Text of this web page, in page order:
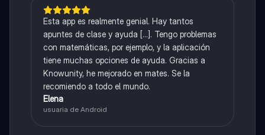
Esta app es realmente genial. Hay tantos
apuntes de clase y ayuda [...]. Tengo problemas
con matemáticas, por ejemplo, y la aplicación
tiene muchas opciones de ayuda. Gracias a
Knowunity, he mejorado en mates. Se la
recomiendo a todo el mundo.
Elena
usuaria de Android